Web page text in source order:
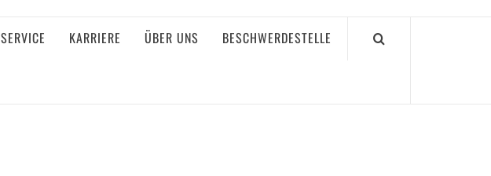
SERVICE KARRIERE ÜBER UNS BESCHWERDESTELLE